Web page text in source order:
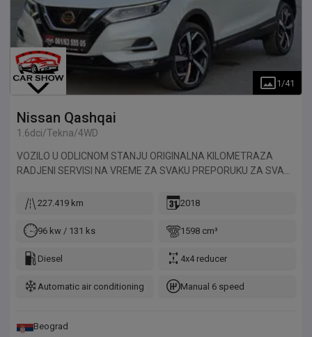
1 /41
Nissan Qashqai
1.6dci/Tekna/4WD
VOZILO U ODLICNOM STANJU ORIGINALNA KILOMETRAZA
RADJENI SERVISI NA VREME ZA SVAKU PREPORUKU ZA SVA
NA TAJ NACIN VAS UVERAVAMO DA VOZILO NIJE BILO
DODATNE INFORMACIJE POZOVITE
227.419 km 2018
96 kw / 131 ks 1598 cm³
Diesel 4x4 reducer
Automatic air conditioning Manual 6 speed
Beograd